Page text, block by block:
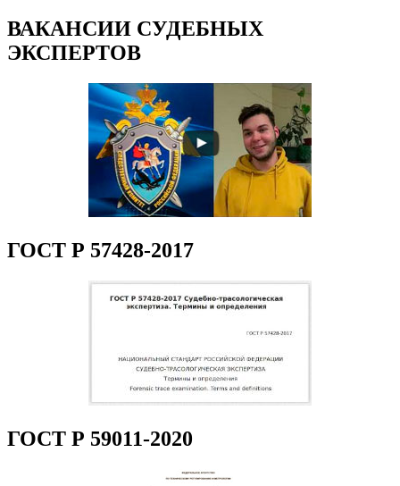
ВАКАНСИИ СУДЕБНЫХ
ЭКСПЕРТОВ
ГОСТ Р 57428-2017
ГОСТ Р 59011-2020